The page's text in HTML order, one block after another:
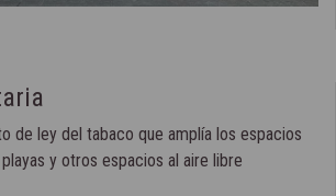
de ley del tabaco que amplía los espacios
y otros espacios al aire libre